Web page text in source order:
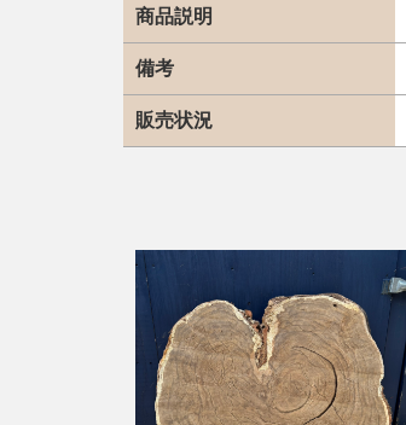
商品説明
備考
販売状況